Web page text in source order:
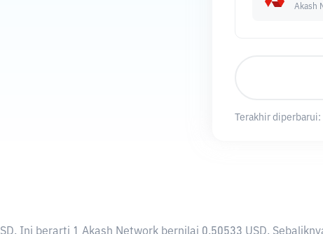
Akash
Terakhir diperbarui: